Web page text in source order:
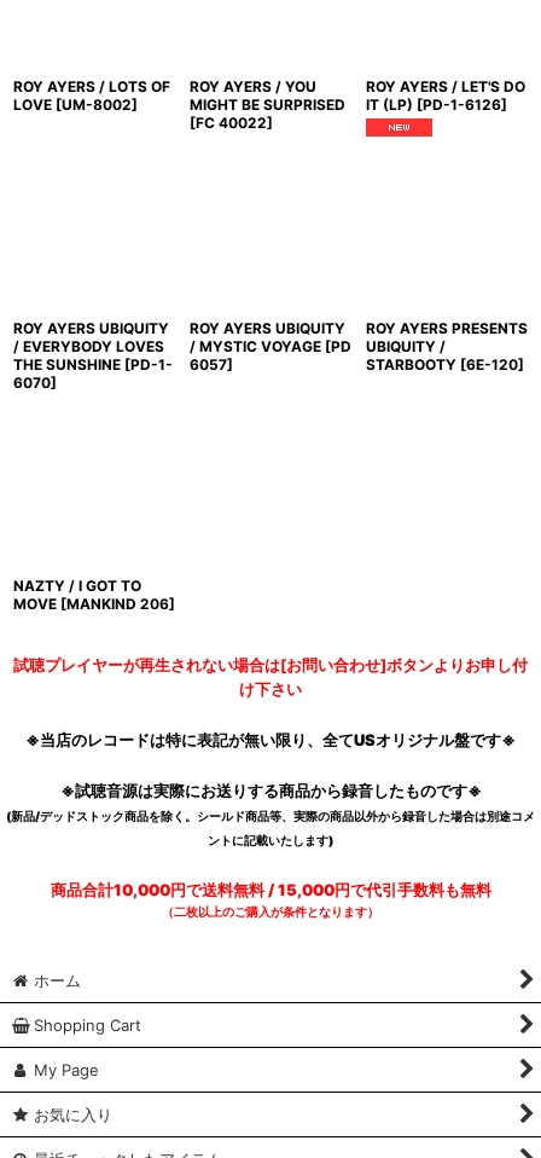
ROY AYERS / LOTS OF
LOVE [UM-8002]
ROY AYERS / YOU
MIGHT BE SURPRISED
[FC 40022]
ROY AYERS / LET'S DO
IT (LP) [PD-1-6126]
ROY AYERS UBIQUITY
/ EVERYBODY LOVES
THE SUNSHINE [PD-1-
6070]
ROY AYERS UBIQUITY
/ MYSTIC VOYAGE [PD
6057]
ROY AYERS PRESENTS
UBIQUITY /
STARBOOTY [6E-120]
NAZTY / I GOT TO
MOVE [MANKIND 206]
試聴プレイヤーが再生されない場合は[お問い合わせ]ボタンよりお申し付
け下さい
※当店のレコードは特に表記が無い限り、全てUSオリジナル盤です※
※試聴音源は実際にお送りする商品から録音したものです※
(新品/デッドストック商品を除く。シールド商品等、実際の商品以外から録音した場合は別途コメ
ントに記載いたします)
商品合計10,000円で送料無料 / 15,000円で代引手数料も無料
（二枚以上のご購入が条件となります）
ホーム
Shopping Cart
My Page
お気に入り